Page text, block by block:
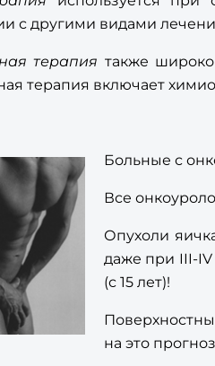
с другими видами
терапия также
терапия включает
Больные с
Все
Опухоли
даже при III-IV
(с 15 лет)!
на это